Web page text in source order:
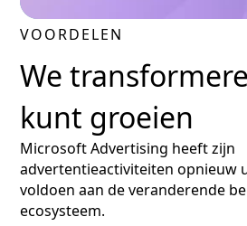
VOORDELEN
We
kunt groeien
Microsoft Advertising heeft zijn
advertentieactiviteiten opnieuw
voldoen aan de veranderende
ecosysteem.